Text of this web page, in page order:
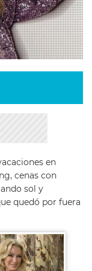
en
cenas con
sol y
quedó por fuera